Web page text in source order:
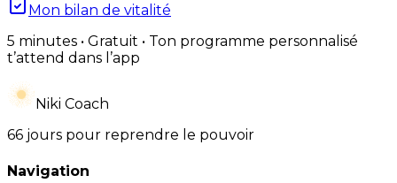
Mon bilan de vitalité
5 minutes • Gratuit • Ton programme personnalisé
t’attend dans l’app
Niki Coach
66 jours pour reprendre le pouvoir
Navigation